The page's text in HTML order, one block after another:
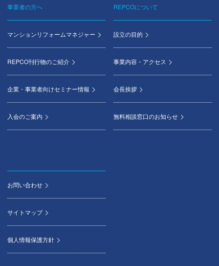
事業者の方へ
マンションリフォームマネジャー
REPCO刊行物のご紹介
企業・事業者向けセミナー情報
入会のご案内
REPCOについて
設立の目的
事業内容・アクセス
会長挨拶
無料相談窓口のお知らせ
お問い合わせ
サイトマップ
個人情報保護方針